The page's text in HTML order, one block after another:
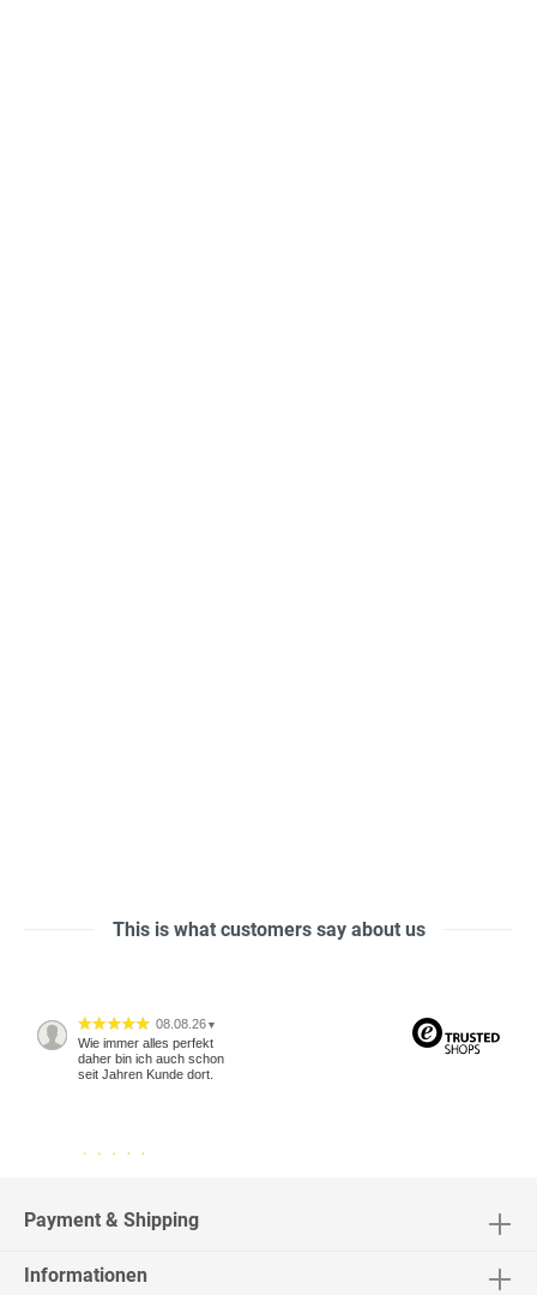
This is what customers say about us
08.08.26 ▼
Wie immer alles perfekt
daher bin ich auch schon
seit Jahren Kunde dort.
Payment & Shipping
Informationen